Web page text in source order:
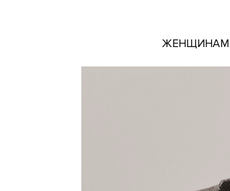
ЖЕНЩИНАМ